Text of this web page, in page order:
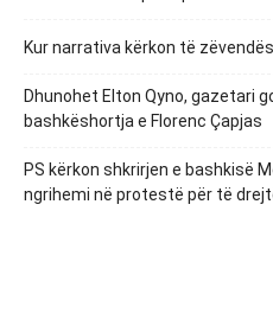
Kur narrativa kërkon të
Dhunohet Elton Qyno, gazetari
bashkëshortja e Florenc Çapjas
PS kërkon shkrirjen e bashkisë
ngrihemi në protestë për të